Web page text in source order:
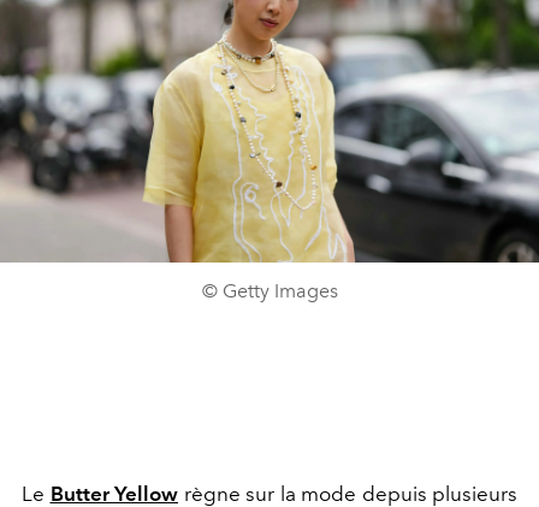
© Getty Images
Le Butter Yellow règne sur la mode depuis plusieurs